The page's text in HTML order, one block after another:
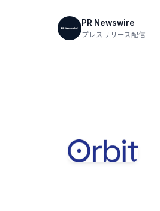
PR Newswire
プレスリリース配信